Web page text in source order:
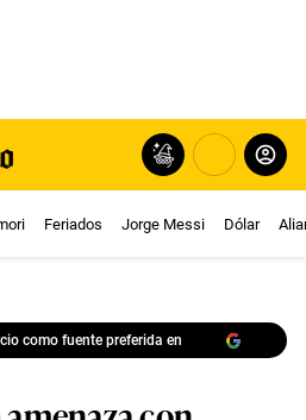
Feriados Jorge Messi Dólar
como fuente preferida en